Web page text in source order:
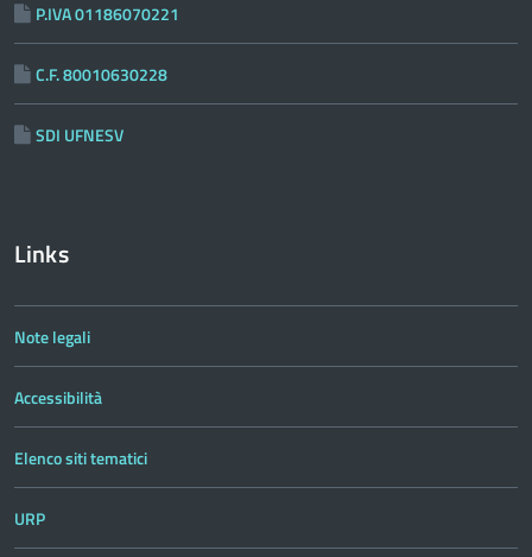
P.IVA 01186070221
C.F. 80010630228
SDI UFNESV
Links
Note legali
Accessibilità
Elenco siti tematici
URP